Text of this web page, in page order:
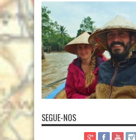
SEGUE-NOS